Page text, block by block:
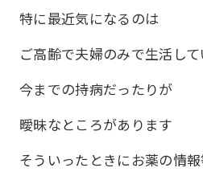
特に最近気になるのは
ご高齢で夫婦のみで生活し
今までの持病だったりが
曖昧なところがあります
そういったときにお薬の情